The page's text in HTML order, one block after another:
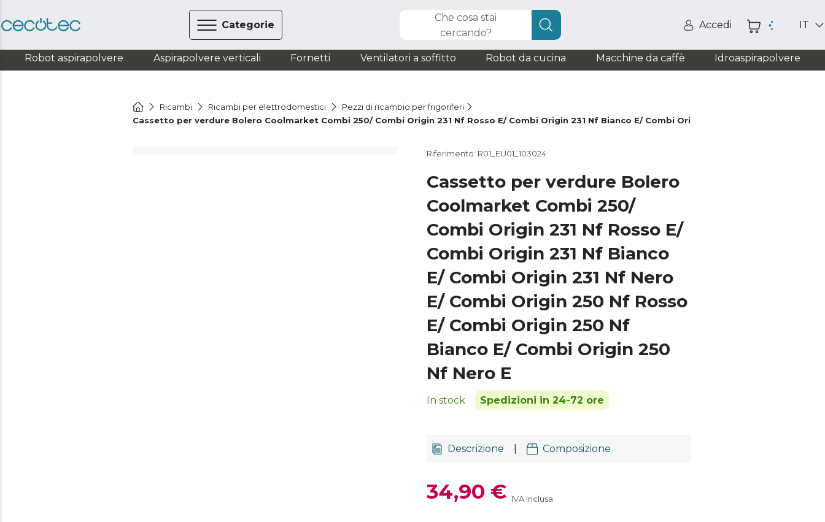
Categorie
Che cosa stai
cercando?
Accedi IT
Robot aspirapolvere Aspirapolvere verticali Fornetti Ventilatori a soffitto Robot da cucina Macchine da caffè Idroaspirapolvere
Ricambi Ricambi per elettrodomestici
Pezzi di ricambio per frigoriferi
Cassetto per verdure Bolero Coolmarket Combi 250/ Combi Origin 231 Nf Rosso E/ Combi Origin 231 Nf Bianco E/ Combi Origin 231 Nf Nero E/ Combi
Riferimento: R01_EU01_103024
Cassetto per verdure Bolero
Coolmarket Combi 250/
Combi Origin 231 Nf Rosso E/
Combi Origin 231 Nf Bianco
E/ Combi Origin 231 Nf Nero
E/ Combi Origin 250 Nf Rosso
E/ Combi Origin 250 Nf
Bianco E/ Combi Origin 250
Nf Nero E
In stock Spedizioni in 24-72 ore
Descrizione Composizione
34,90 € IVA inclusa